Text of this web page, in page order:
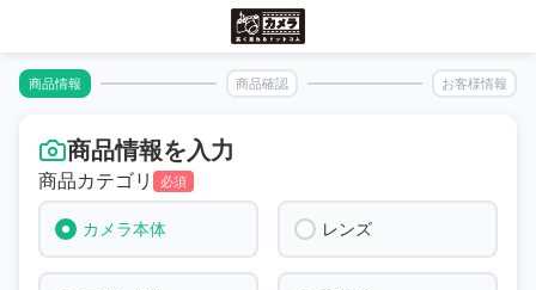
商品情報 商品確認 お客様情報
商品情報を入力
商品カテゴリ 必須
カメラ本体 レンズ